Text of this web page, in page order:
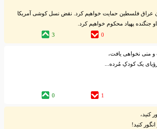
عراق فلسطین حمایت خواهیم کرد. نقض نسل کوشی آمریکا
جنگنده پهپاد محکوم خواهیم کرد.
0
3
منی نخواهی یافت،
یک کودکِ مُرده...
1
0
کنید،
کنید!